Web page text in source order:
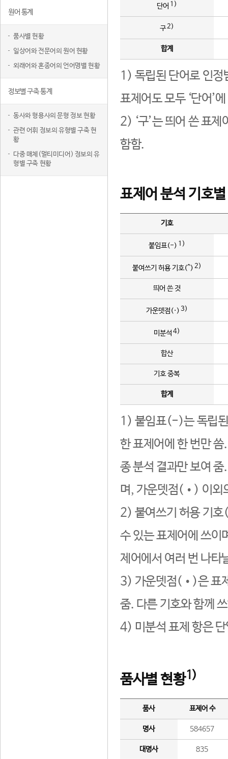
원어 통계
품사별 현황
일상어와 전문어의 원어 현황
외래어와 혼종어의 언어명별 현황
정보별 구축 통계
동사와 형용사의 문형 정보 현황
관련 어휘 정보의 유형별 구축 현
황
다중 매체(멀티미디어) 정보의 유
형별 구축 현황
단어 1)
구2)
합계
1) 독립된 단어로 인정
표제어도 모두 ‘단어’
2) ‘구’는 띄어 쓴 표
함함.
표제어 분석 기호
기호
붙임표(-) 1)
붙여쓰기 허용 기호(^) 2)
띄어 쓴 것
가운뎃점(·) 3)
미분석 4)
합산
기호 중복
합계
1) 붙임표(-)는 독립된
한 표제어에 한 번만
종 분석 결과만 보여
며, 가운뎃점(•) 이외
2) 붙여쓰기 허용 기호
수 있는 표제어에 쓰이
제어에서 여러 번 나타
3) 가운뎃점(•)은 표
줌. 다른 기호와 함께
4) 미분석 표제 항은
품사별 현황1)
품사 표제어 수
명사 584657
대명사 835